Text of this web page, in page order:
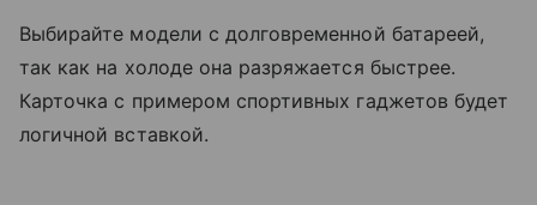
Выбирайте модели с долговременной батареей,
так как на холоде она разряжается быстрее.
Карточка с примером спортивных гаджетов будет
логичной вставкой.